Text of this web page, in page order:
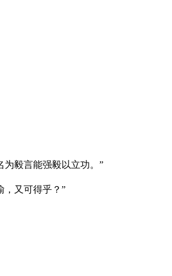
为毅言能强毅以立功。”
，又可得乎？”